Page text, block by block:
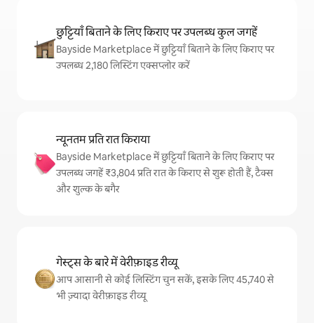
छुट्टियाँ बिताने के लिए किराए पर उपलब्ध कुल जगहें
Bayside Marketplace में छुट्टियाँ बिताने के लिए किराए पर
उपलब्ध 2,180 लिस्टिंग एक्सप्लोर करें
न्यूनतम प्रति रात किराया
Bayside Marketplace में छुट्टियाँ बिताने के लिए किराए पर
उपलब्ध जगहें ₹3,804 प्रति रात के किराए से शुरू होती हैं, टैक्स
और शुल्क के बगैर
गेस्ट्स के बारे में वेरीफ़ाइड रीव्यू
आप आसानी से कोई लिस्टिंग चुन सकें, इसके लिए 45,740 से
भी ज़्यादा वेरीफ़ाइड रीव्यू